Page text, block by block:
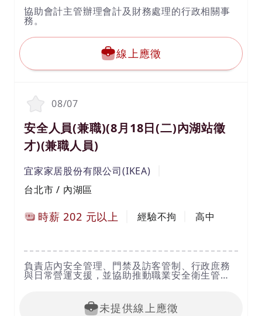
協助會計主管辦理會計及財務處理的行政相關事
務。
線上應徵
08/07
安全人員(兼職)(8月18日(二)內湖站徵
才)(兼職人員)
宜家家居股份有限公司(IKEA)
台北市 / 內湖區
時薪202 元以上 經驗不拘 高中
負責店內安全管理、門禁及訪客管制、行政庶務
與日常營運支援，並協助推動職業安全衛生管
未提供線上應徵